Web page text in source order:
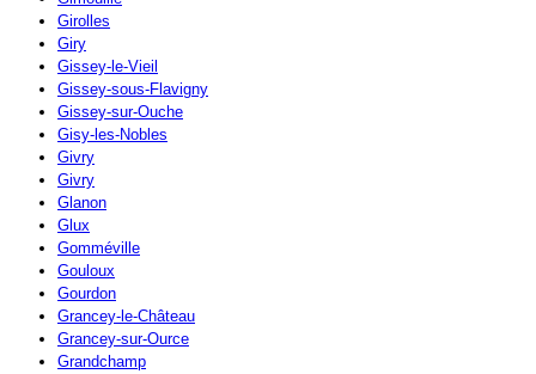
Girolles
Giry
Gissey-le-Vieil
Gissey-sous-Flavigny
Gissey-sur-Ouche
Gisy-les-Nobles
Givry
Givry
Glanon
Glux
Gomméville
Gouloux
Gourdon
Grancey-le-Château
Grancey-sur-Ource
Grandchamp